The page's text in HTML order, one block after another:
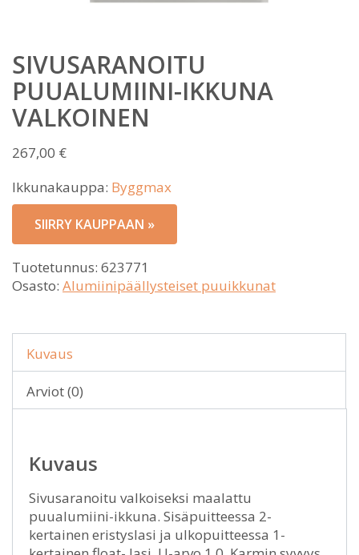
SIVUSARANOITU
PUUALUMIINI-IKKUNA
VALKOINEN
267,00 €
Ikkunakauppa: Byggmax
SIIRRY KAUPPAAN »
Tuotetunnus: 623771
Osasto: Alumiinipäällysteiset puuikkunat
Kuvaus
Arviot (0)
Kuvaus
Sivusaranoitu valkoiseksi maalattu
puualumiini-ikkuna. Sisäpuitteessa 2-
kertainen eristyslasi ja ulkopuitteessa 1-